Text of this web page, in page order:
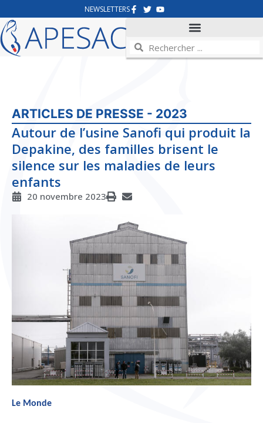
NEWSLETTERS
ARTICLES DE PRESSE - 2023
Autour de l’usine Sanofi qui produit la
Depakine, des familles brisent le
silence sur les maladies de leurs
enfants
20 novembre 2023
Le Monde